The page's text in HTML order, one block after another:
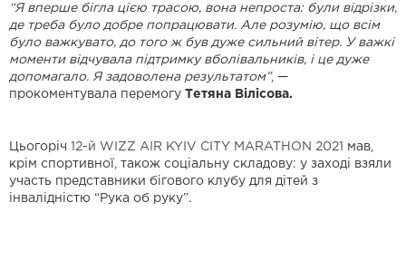
“Я вперше бігла цією трасою, вона непроста: були відрізки,
де треба було добре попрацювати. Але розумію, що всім
було важкувато, до того ж був дуже сильний вітер. У важкі
моменти відчувала підтримку вболівальників, і це дуже
допомагало. Я задоволена результатом”, —
прокоментувала перемогу
Тетяна Вілісова.
Цьогоріч 12-й WIZZ AIR KYIV CITY MARATHON 2021
мав,
крім спортивної, також соціальну складову: у заході взяли
участь представники бігового клубу для дітей з
інвалідністю “Рука об руку”.